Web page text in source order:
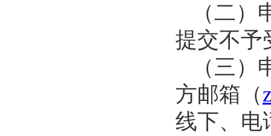
（二
提交不予
（三
方邮箱（
线下、电